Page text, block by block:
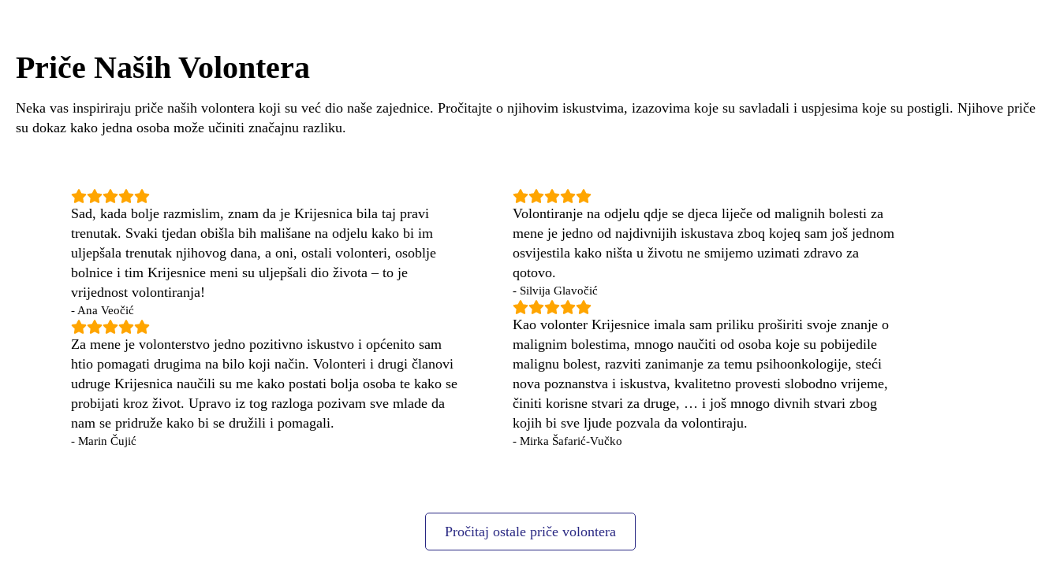
Priče Naših Volontera
Neka vas inspiriraju priče naših volontera koji su već dio naše zajednice. Pročitajte o njihovim iskustvima, izazovima koje su savladali i uspjesima koje su postigli. Njihove priče
su dokaz kako jedna osoba može učiniti značajnu razliku.
Sad, kada bolje razmislim, znam da je Krijesnica bila taj pravi
trenutak. Svaki tjedan obišla bih mališane na odjelu kako bi im
uljepšala trenutak njihovog dana, a oni, ostali volonteri, osoblje
bolnice i tim Krijesnice meni su uljepšali dio života – to je
vrijednost volontiranja!
- Ana Veočić
Za mene je volonterstvo jedno pozitivno iskustvo i općenito sam
htio pomagati drugima na bilo koji način. Volonteri i drugi članovi
udruge Krijesnica naučili su me kako postati bolja osoba te kako se
probijati kroz život. Upravo iz tog razloga pozivam sve mlade da
nam se pridruže kako bi se družili i pomagali.
- Marin Čujić
Volontiranje na odjelu qdje se djeca liječe od malignih bolesti za
mene je jedno od najdivnijih iskustava zboq kojeq sam još jednom
osvijestila kako ništa u životu ne smijemo uzimati zdravo za
qotovo.
- Silvija Glavočić
Kao volonter Krijesnice imala sam priliku proširiti svoje znanje o
malignim bolestima, mnogo naučiti od osoba koje su pobijedile
malignu bolest, razviti zanimanje za temu psihoonkologije, steći
nova poznanstva i iskustva, kvalitetno provesti slobodno vrijeme,
činiti korisne stvari za druge, … i još mnogo divnih stvari zbog
kojih bi sve ljude pozvala da volontiraju.
- Mirka Šafarić-Vučko
Pročitaj ostale priče volontera